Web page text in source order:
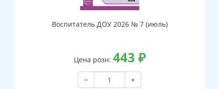
Воспитатель ДОУ 2026 № 7 (июль)
Цена розн: 443 ₽
−
+